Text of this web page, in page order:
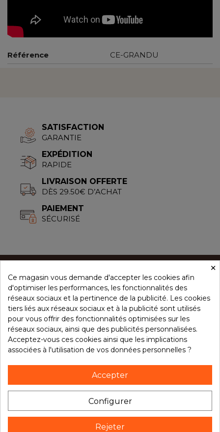
Référence CE-GRANDU
SATISFACTION
GARANTIE
EXPÉDITION
RAPIDE
LIVRAISON OFFERTE
DÈS 29.50€ D’ACHAT
PAIEMENT
SÉCURISÉ
CONCEPT ÉPICES
NOS PRODUITS
VOTRE COMPTE
NOTRE BROCHURE
×
Ce magasin vous demande d'accepter les cookies afin
d'optimiser les performances, les fonctionnalités des
réseaux sociaux et la pertinence de la publicité. Les cookies
tiers liés aux réseaux sociaux et à la publicité sont utilisés
pour vous offrir des fonctionnalités optimisées sur les
réseaux sociaux, ainsi que des publicités personnalisées.
Acceptez-vous ces cookies ainsi que les implications
associées à l'utilisation de vos données personnelles ?
Accepter
Configurer
Rejeter